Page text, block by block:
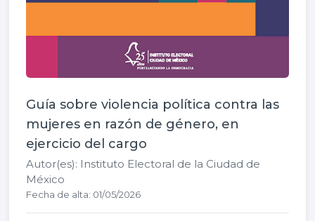
Guía sobre violencia política contra las
mujeres en razón de género, en
ejercicio del cargo
Autor(es): Instituto Electoral de la Ciudad de
México
Fecha de alta: 01/05/2026